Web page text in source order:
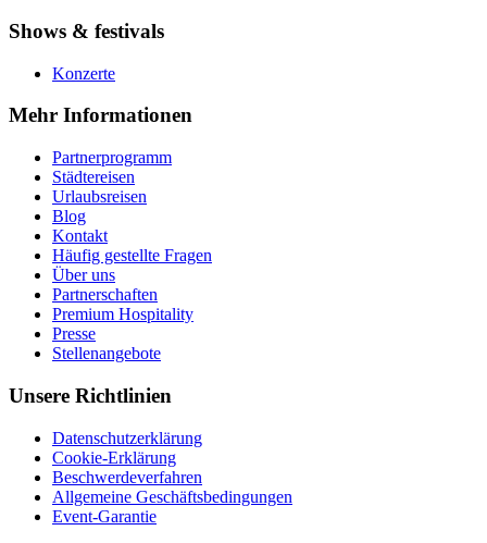
Shows & festivals
Konzerte
Mehr Informationen
Partnerprogramm
Städtereisen
Urlaubsreisen
Blog
Kontakt
Häufig gestellte Fragen
Über uns
Partnerschaften
Premium Hospitality
Presse
Stellenangebote
Unsere Richtlinien
Datenschutzerklärung
Cookie-Erklärung
Beschwerdeverfahren
Allgemeine Geschäftsbedingungen
Event-Garantie